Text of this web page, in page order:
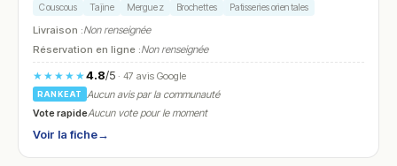
Couscous Tajine Merguez Brochettes Patisseries orientales
Livraison :Non renseignée
Réservation en ligne :Non renseignée
★★★★★4.8/5· 47 avis Google
RANKEAT
Aucun avis par la communauté
Vote rapideAucun vote pour le moment
Voir la fiche→